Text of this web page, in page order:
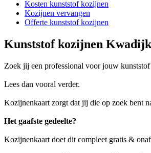
Kosten kunststof kozijnen
Kozijnen vervangen
Offerte kunststof kozijnen
Kunststof kozijnen Kwadijk
Zoek jij een professional voor jouw
Lees dan vooral verder.
Kozijnenkaart zorgt dat jij die op zoek bent
Het gaafste gedeelte?
Kozijnenkaart doet dit compleet gratis &